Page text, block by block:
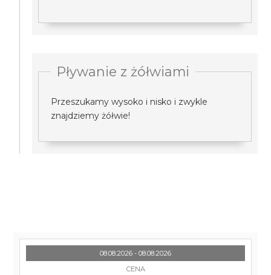
Pływanie z żółwiami
Przeszukamy wysoko i nisko i zwykle
znajdziemy żółwie!
08.08.2026 - 08.08.2026
CENA